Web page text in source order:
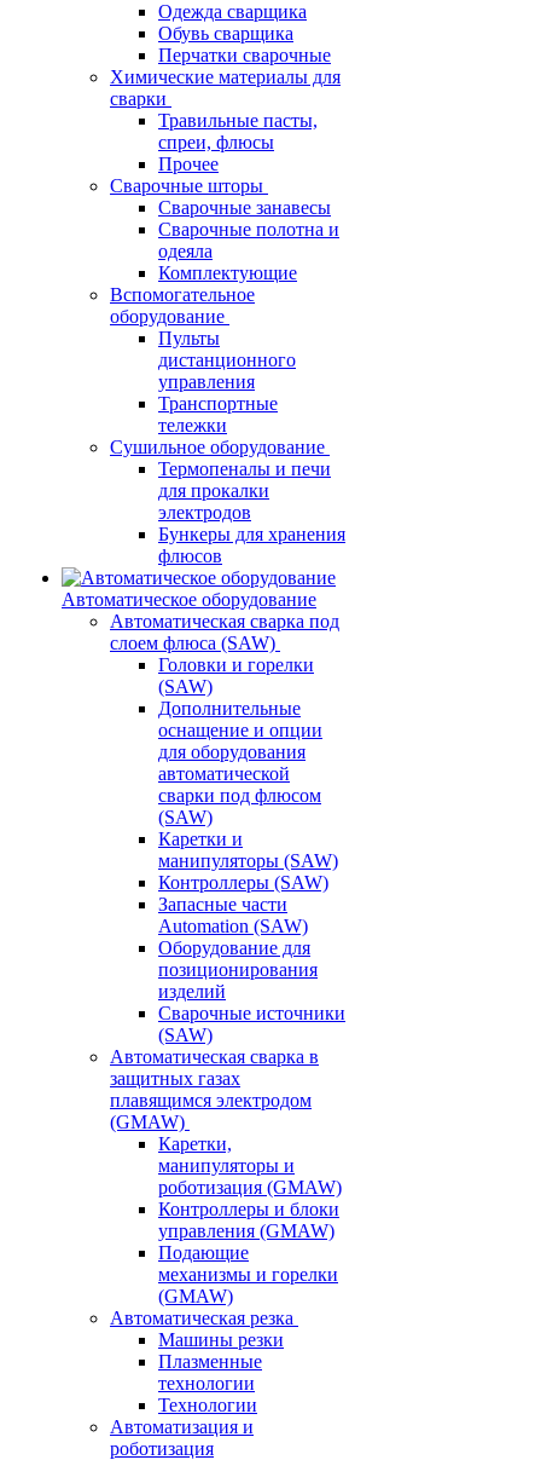
Одежда сварщика
Обувь сварщика
Перчатки сварочные
Химические материалы для
сварки
Травильные пасты,
спреи, флюсы
Прочее
Сварочные шторы
Сварочные занавесы
Сварочные полотна и
одеяла
Комплектующие
Вспомогательное
оборудование
Пульты
дистанционного
управления
Транспортные
тележки
Сушильное оборудование
Термопеналы и печи
для прокалки
электродов
Бункеры для хранения
флюсов
Автоматическое оборудование
Автоматическая сварка под
слоем флюса (SAW)
Головки и горелки
(SAW)
Дополнительные
оснащение и опции
для оборудования
автоматической
сварки под флюсом
(SAW)
Каретки и
манипуляторы (SAW)
Контроллеры (SAW)
Запасные части
Automation (SAW)
Оборудование для
позиционирования
изделий
Сварочные источники
(SAW)
Автоматическая сварка в
защитных газах
плавящимся электродом
(GMAW)
Каретки,
манипуляторы и
роботизация (GMAW)
Контроллеры и блоки
управления (GMAW)
Подающие
механизмы и горелки
(GMAW)
Автоматическая резка
Машины резки
Плазменные
технологии
Технологии
Автоматизация и
роботизация